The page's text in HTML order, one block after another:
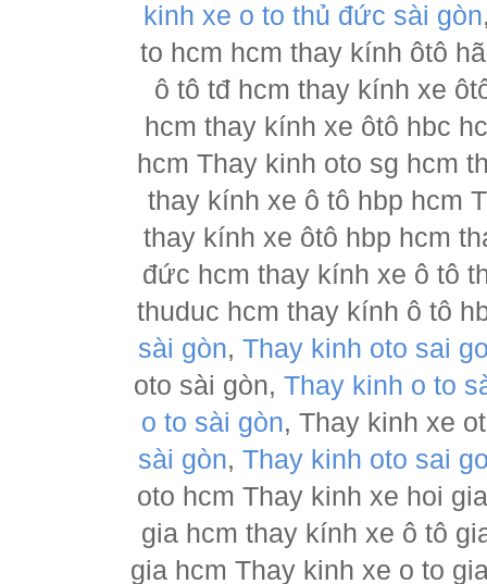
kinh xe o to thủ đức sài gòn
to hcm hcm thay kính ôtô
ô tô tđ hcm thay kính xe
hcm thay kính xe ôtô hbc
hcm Thay kinh oto sg hcm
thay kính xe ô tô hbp hcm
thay kính xe ôtô hbp hcm
đức hcm thay kính xe ô tô
thuduc hcm thay kính ô tô
sài gòn, Thay kinh oto sai
oto sài gòn, Thay kinh o to
o to sài gòn, Thay kinh xe
sài gòn, Thay kinh oto sai
oto hcm Thay kinh xe hoi
gia hcm thay kính xe ô tô
gia hcm Thay kinh xe o to